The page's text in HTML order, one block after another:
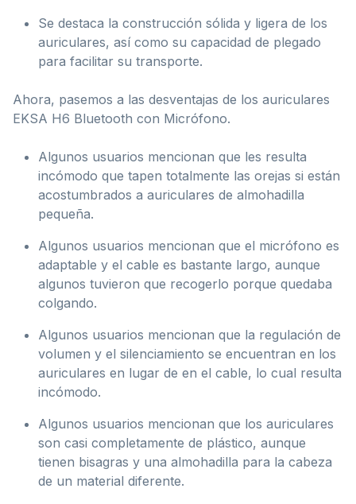
Se destaca la construcción sólida y ligera de los
auriculares, así como su capacidad de plegado
para facilitar su transporte.
Ahora, pasemos a las desventajas de los auriculares
EKSA H6 Bluetooth con Micrófono.
Algunos usuarios mencionan que les resulta
incómodo que tapen totalmente las orejas si están
acostumbrados a auriculares de almohadilla
pequeña.
Algunos usuarios mencionan que el micrófono es
adaptable y el cable es bastante largo, aunque
algunos tuvieron que recogerlo porque quedaba
colgando.
Algunos usuarios mencionan que la regulación de
volumen y el silenciamiento se encuentran en los
auriculares en lugar de en el cable, lo cual resulta
incómodo.
Algunos usuarios mencionan que los auriculares
son casi completamente de plástico, aunque
tienen bisagras y una almohadilla para la cabeza
de un material diferente.